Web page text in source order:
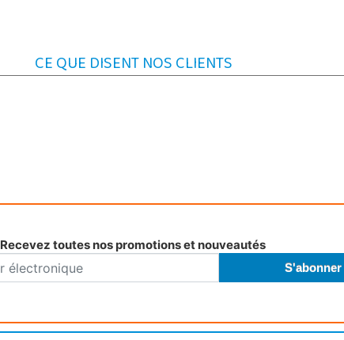
CE QUE DISENT NOS CLIENTS
Recevez toutes nos promotions et nouveautés